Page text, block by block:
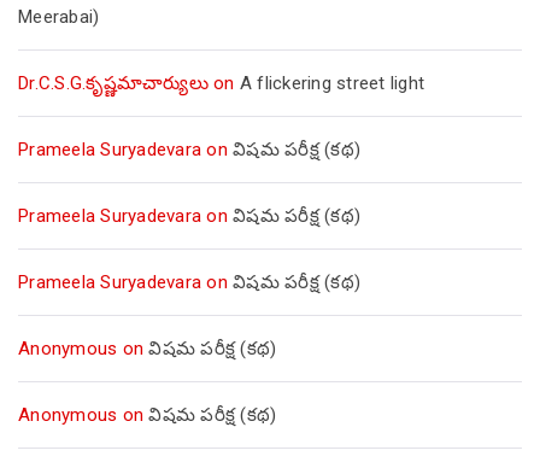
Meerabai)
Dr.C.S.G.కృష్ణమాచార్యులుon A flickering street light
Prameela Suryadevara on విషమ పరీక్ష (క‌థ‌)
Prameela Suryadevara on విషమ పరీక్ష (క‌థ‌)
Prameela Suryadevara on విషమ పరీక్ష (క‌థ‌)
Anonymous onవిషమ పరీక్ష (క‌థ‌)
Anonymous onవిషమ పరీక్ష (క‌థ‌)